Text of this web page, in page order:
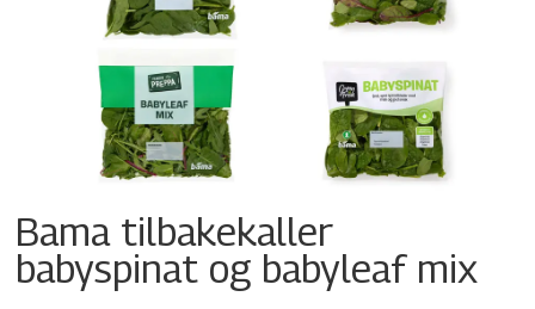
Bama tilbakekaller
babyspinat og babyleaf mix